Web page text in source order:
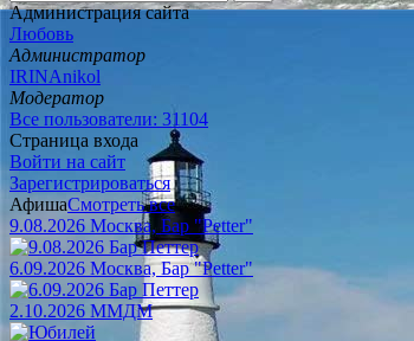
Администрация сайта
Любовь
Администратор
IRINAnikol
Модератор
Все пользователи: 31104
Страница входа
Войти на сайт
Зарегистрироваться
АфишаСмотреть все
9.08.2026 Москва, Бар "Petter"
6.09.2026 Москва, Бар "Petter"
2.10.2026 ММДМ